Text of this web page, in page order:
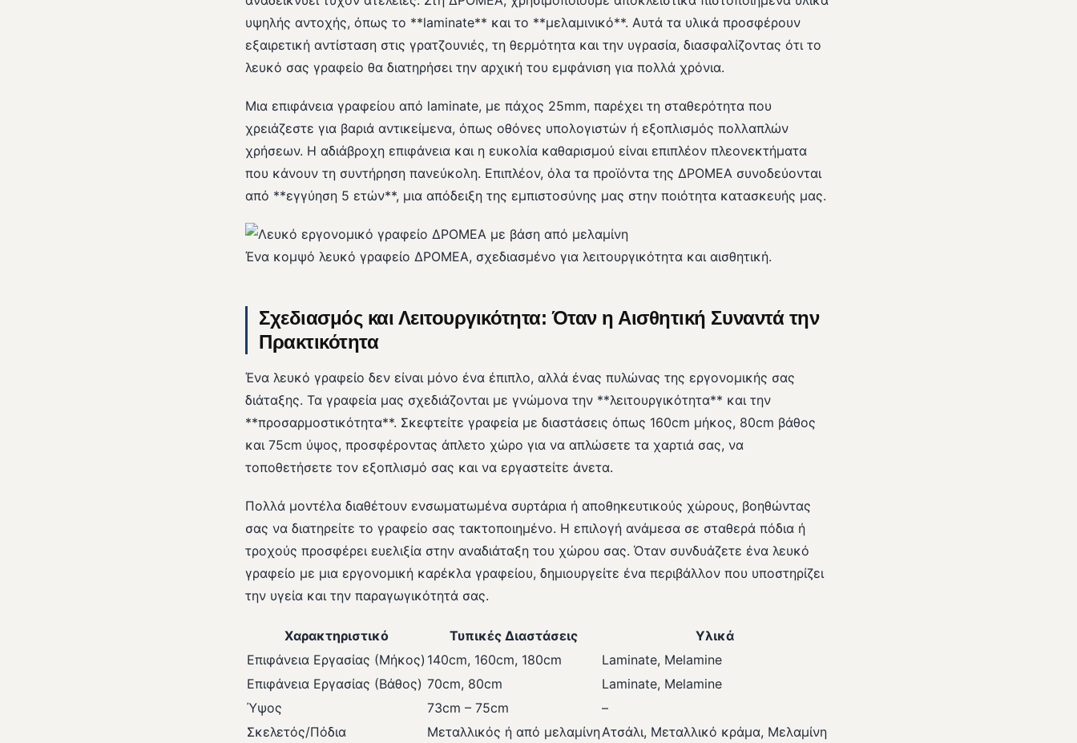
υψηλής αντοχής, όπως το **laminate** και το **μελαμινικό**. Αυτά τα υλικά προσφέρουν
εξαιρετική αντίσταση στις γρατζουνιές, τη θερμότητα και την υγρασία, διασφαλίζοντας ότι το
λευκό σας γραφείο θα διατηρήσει την αρχική του εμφάνιση για πολλά χρόνια.
Μια επιφάνεια γραφείου από laminate, με πάχος 25mm, παρέχει τη σταθερότητα που
χρειάζεστε για βαριά αντικείμενα, όπως οθόνες υπολογιστών ή εξοπλισμός πολλαπλών
χρήσεων. Η αδιάβροχη επιφάνεια και η ευκολία καθαρισμού είναι επιπλέον πλεονεκτήματα
που κάνουν τη συντήρηση πανεύκολη. Επιπλέον, όλα τα προϊόντα της ΔΡΟΜΕΑ συνοδεύονται
από **εγγύηση 5 ετών**, μια απόδειξη της εμπιστοσύνης μας στην ποιότητα κατασκευής μας.
Ένα κομψό λευκό γραφείο ΔΡΟΜΕΑ, σχεδιασμένο για λειτουργικότητα και αισθητική.
Σχεδιασμός και Λειτουργικότητα: Όταν η Αισθητική Συναντά την
Πρακτικότητα
Ένα λευκό γραφείο δεν είναι μόνο ένα έπιπλο, αλλά ένας πυλώνας της εργονομικής σας
διάταξης. Τα γραφεία μας σχεδιάζονται με γνώμονα την **λειτουργικότητα** και την
**προσαρμοστικότητα**. Σκεφτείτε γραφεία με διαστάσεις όπως 160cm μήκος, 80cm βάθος
και 75cm ύψος, προσφέροντας άπλετο χώρο για να απλώσετε τα χαρτιά σας, να
τοποθετήσετε τον εξοπλισμό σας και να εργαστείτε άνετα.
Πολλά μοντέλα διαθέτουν ενσωματωμένα συρτάρια ή αποθηκευτικούς χώρους, βοηθώντας
σας να διατηρείτε το γραφείο σας τακτοποιημένο. Η επιλογή ανάμεσα σε σταθερά πόδια ή
τροχούς προσφέρει ευελιξία στην αναδιάταξη του χώρου σας. Όταν συνδυάζετε ένα λευκό
γραφείο με μια εργονομική καρέκλα γραφείου, δημιουργείτε ένα περιβάλλον που υποστηρίζει
την υγεία και την παραγωγικότητά σας.
Χαρακτηριστικό Τυπικές Διαστάσεις
Υλικά
Επιφάνεια Εργασίας (Μήκος) 140cm, 160cm, 180cm
Laminate, Melamine
Επιφάνεια Εργασίας (Βάθος) 70cm, 80cm
Laminate, Melamine
Ύψος
73cm – 75cm
–
Σκελετός/Πόδια
Μεταλλικός ή από μελαμίνηΑτσάλι, Μεταλλικό κράμα, Μελαμίνη